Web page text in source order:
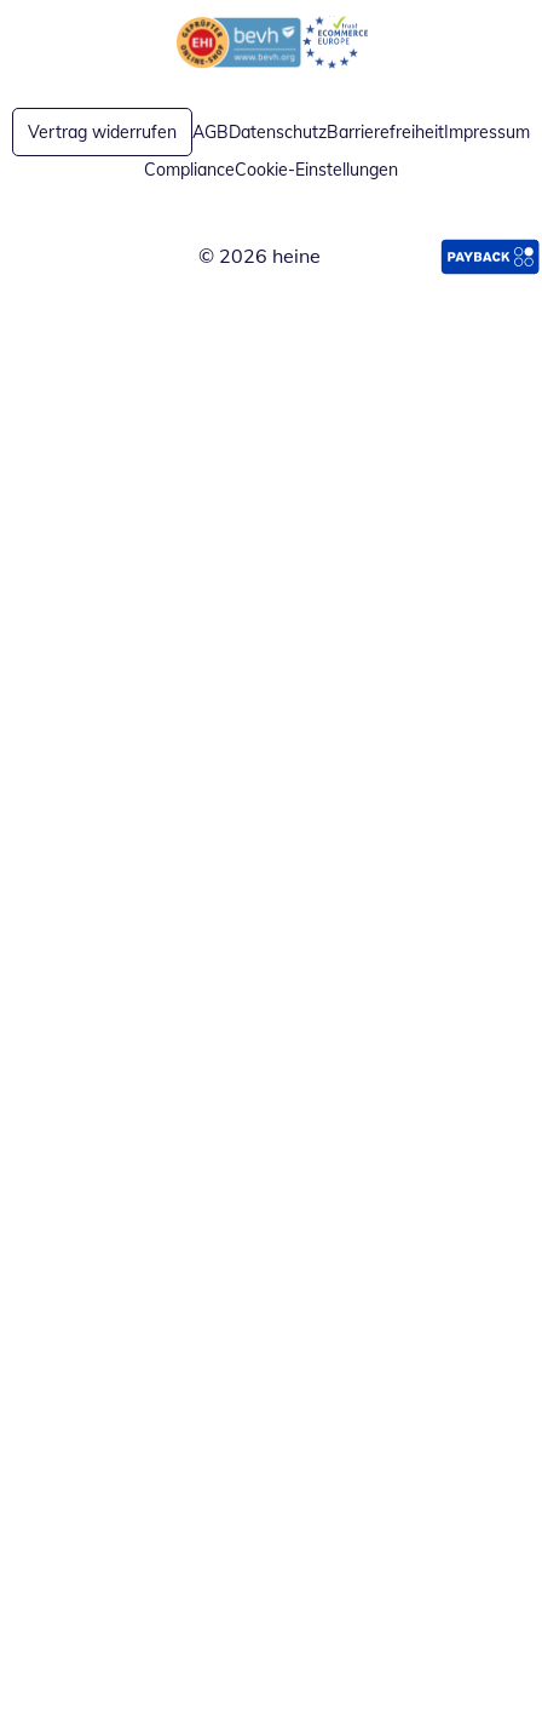
Öffnet in neuem FensterÖffnet in neuem Fenster
Vertrag widerrufen AGBDatenschutzBarrierefreiheitImpressum
ComplianceCookie-Einstellungen
© 2026 heine